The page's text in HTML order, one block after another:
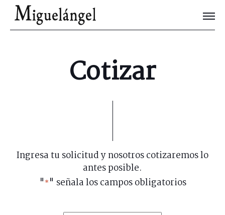
Joyas Únicas
Blog
Cotizar
Ingresa tu solicitud y nosotros cotizaremos lo
antes posible.
"*" señala los campos obligatorios